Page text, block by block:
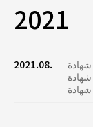
2021
2021.08.